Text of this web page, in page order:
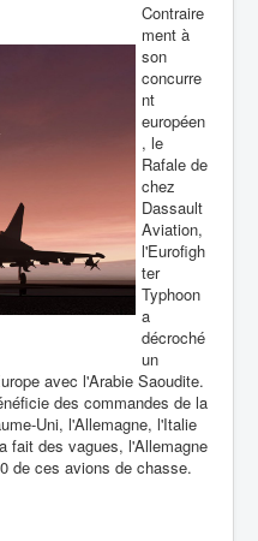
Contraire
ment à
son
concurre
nt
européen
, le
Rafale de
chez
Dassault
Aviation,
l'Eurofigh
ter
Typhoon
a
décroché
un
avec l'Arabie Saoudite.
des commandes de la
Uni, l'Allemagne, l'Italie
fait des vagues, l'Allemagne
de ces avions de chasse.